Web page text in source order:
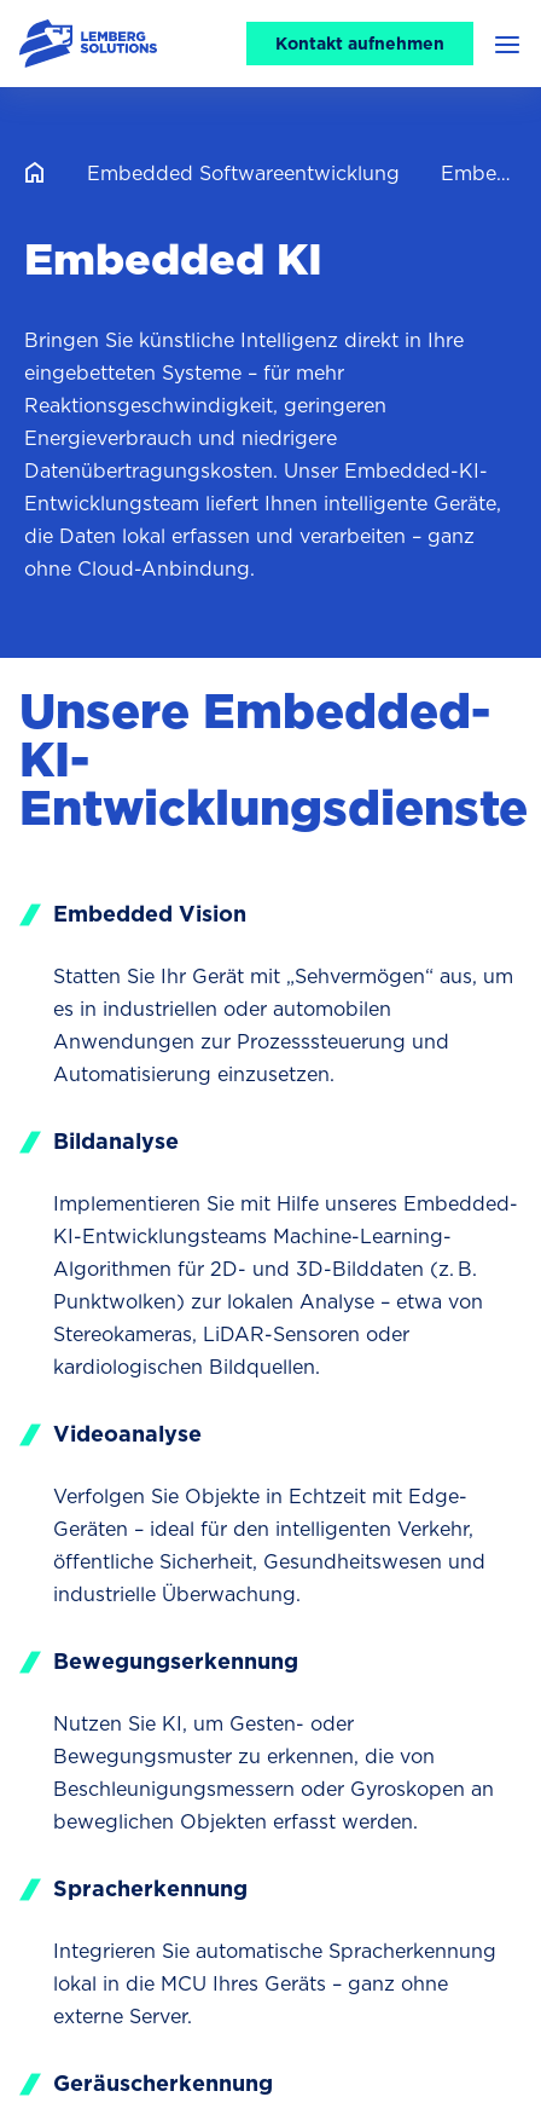
CTA
header
Kontakt aufnehmen
Embedded Softwareentwicklung Embedded-KI-Entwicklungsdienstleistungen
Embedded KI
Bringen Sie künstliche Intelligenz direkt in Ihre
eingebetteten Systeme – für mehr
Reaktionsgeschwindigkeit, geringeren
Energieverbrauch und niedrigere
Datenübertragungskosten. Unser Embedded-KI-
Entwicklungsteam liefert Ihnen intelligente Geräte,
die Daten lokal erfassen und verarbeiten – ganz
ohne Cloud-Anbindung.
Unsere Embedded-
KI-
Entwicklungsdienste
Embedded Vision
Statten Sie Ihr Gerät mit „Sehvermögen“ aus, um
es in industriellen oder automobilen
Anwendungen zur Prozesssteuerung und
Automatisierung einzusetzen.
Bildanalyse
Implementieren Sie mit Hilfe unseres Embedded-
KI-Entwicklungsteams Machine-Learning-
Algorithmen für 2D- und 3D-Bilddaten (z. B.
Punktwolken) zur lokalen Analyse – etwa von
Stereokameras, LiDAR-Sensoren oder
kardiologischen Bildquellen.
Videoanalyse
Verfolgen Sie Objekte in Echtzeit mit Edge-
Geräten – ideal für den intelligenten Verkehr,
öffentliche Sicherheit, Gesundheitswesen und
industrielle Überwachung.
Bewegungserkennung
Nutzen Sie KI, um Gesten- oder
Bewegungsmuster zu erkennen, die von
Beschleunigungsmessern oder Gyroskopen an
beweglichen Objekten erfasst werden.
Spracherkennung
Integrieren Sie automatische Spracherkennung
lokal in die MCU Ihres Geräts – ganz ohne
externe Server.
Geräuscherkennung